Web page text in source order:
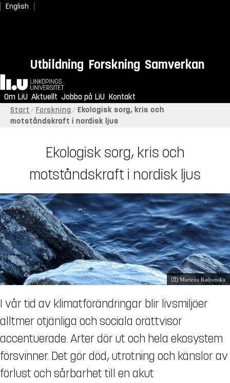
English
Utbildning Forskning Samverkan
Hem
Om LiU Aktuellt Jobba på LiU Kontakt
Start Forskning
Ekologisk sorg, kris och
motståndskraft i nordisk ljus
Ekologisk sorg, kris och
motståndskraft i nordisk ljus
Fotograf:
Marietta Radomska
I vår tid av klimatförändringar blir livsmiljöer
alltmer otjänliga och sociala orättvisor
accentuerade. Arter dör ut och hela ekosystem
försvinner. Det gör död, utrotning och känslor av
förlust och sårbarhet till en akut